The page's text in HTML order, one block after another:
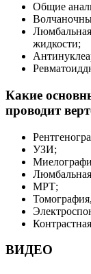
Общие
жидкости;
Какие
проводит
УЗИ;
МРТ;
ВИДЕО